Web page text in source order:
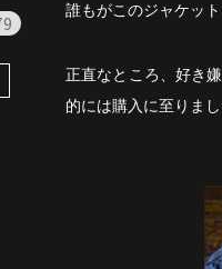
誰もがこのジャケッ
正直なところ、好き
的には購入に至りまし